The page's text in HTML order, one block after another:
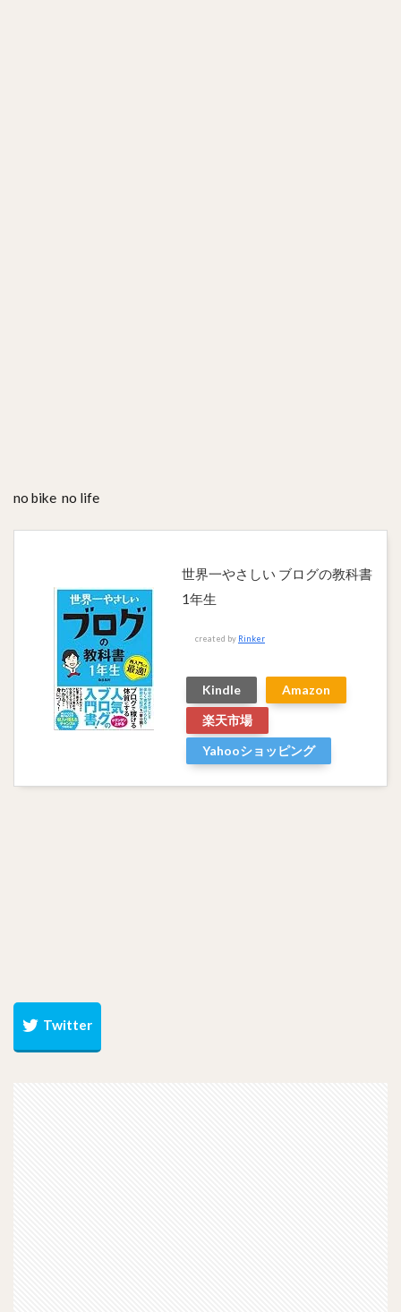
no bike no life
世界一やさしい ブログの教科書
1年生
created by Rinker
Kindle
Amazon
楽天市場
Yahooショッピング